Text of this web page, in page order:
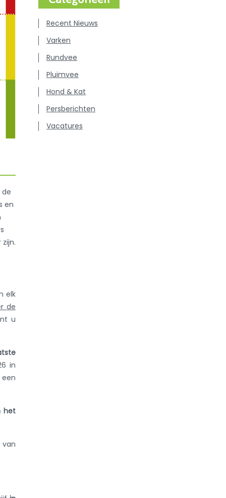
de
en
elk
de
u
in
het
van
Recent Nieuws
Varken
Rundvee
Pluimvee
Hond & Kat
Persberichten
Vacatures